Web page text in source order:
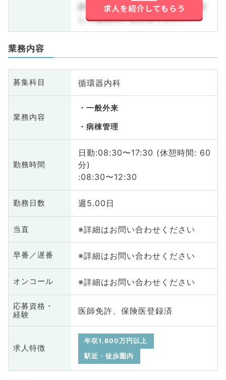
詳しくはお問い合わせ下さい。詳
しくはお問い合わせ下さい。
業務内容
募集科目 循環器内科
業務内容
一般外来
病棟管理
勤務時間
日勤:08:30〜17:30 (休憩時間: 60
分)
:08:30〜12:30
勤務日数 週5.00日
当直 ※詳細はお問い合わせください
早番／遅番 ※詳細はお問い合わせください
オンコール ※詳細はお問い合わせください
応募資格・
経験
医師免許、保険医登録済
求人特徴
年収1,800万円以上
駅近・徒歩圏内